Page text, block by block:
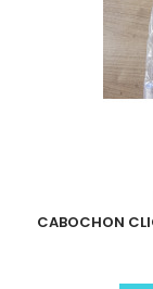
CABOCHON